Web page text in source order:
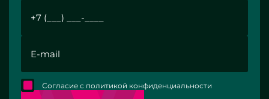
Согласие с политикой конфиденциальности